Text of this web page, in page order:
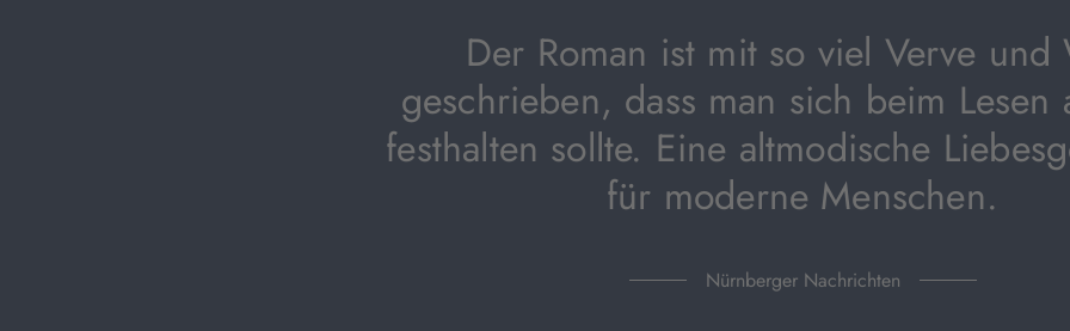
Der Roman ist mit so viel Verve und
geschrieben, dass man sich beim Lesen
festhalten sollte. Eine altmodische
für moderne Menschen.
Nürnberger Nachrichten